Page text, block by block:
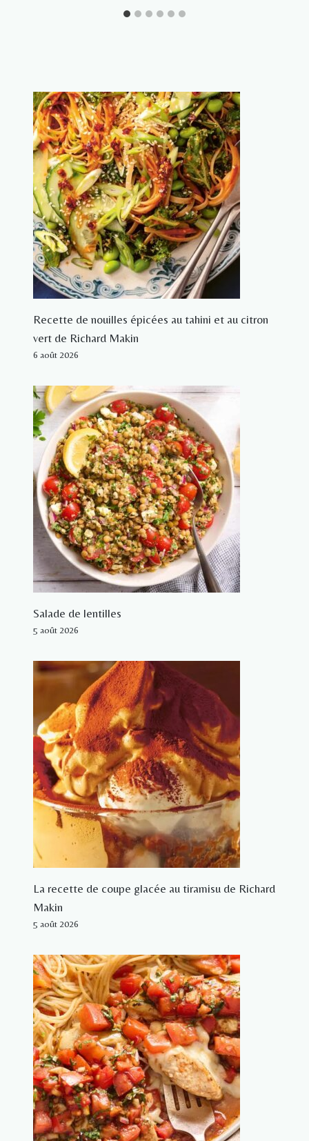
Recette de nouilles épicées au tahini et au citron
vert de Richard Makin
6 août 2026
Salade de lentilles
5 août 2026
La recette de coupe glacée au tiramisu de Richard
Makin
5 août 2026